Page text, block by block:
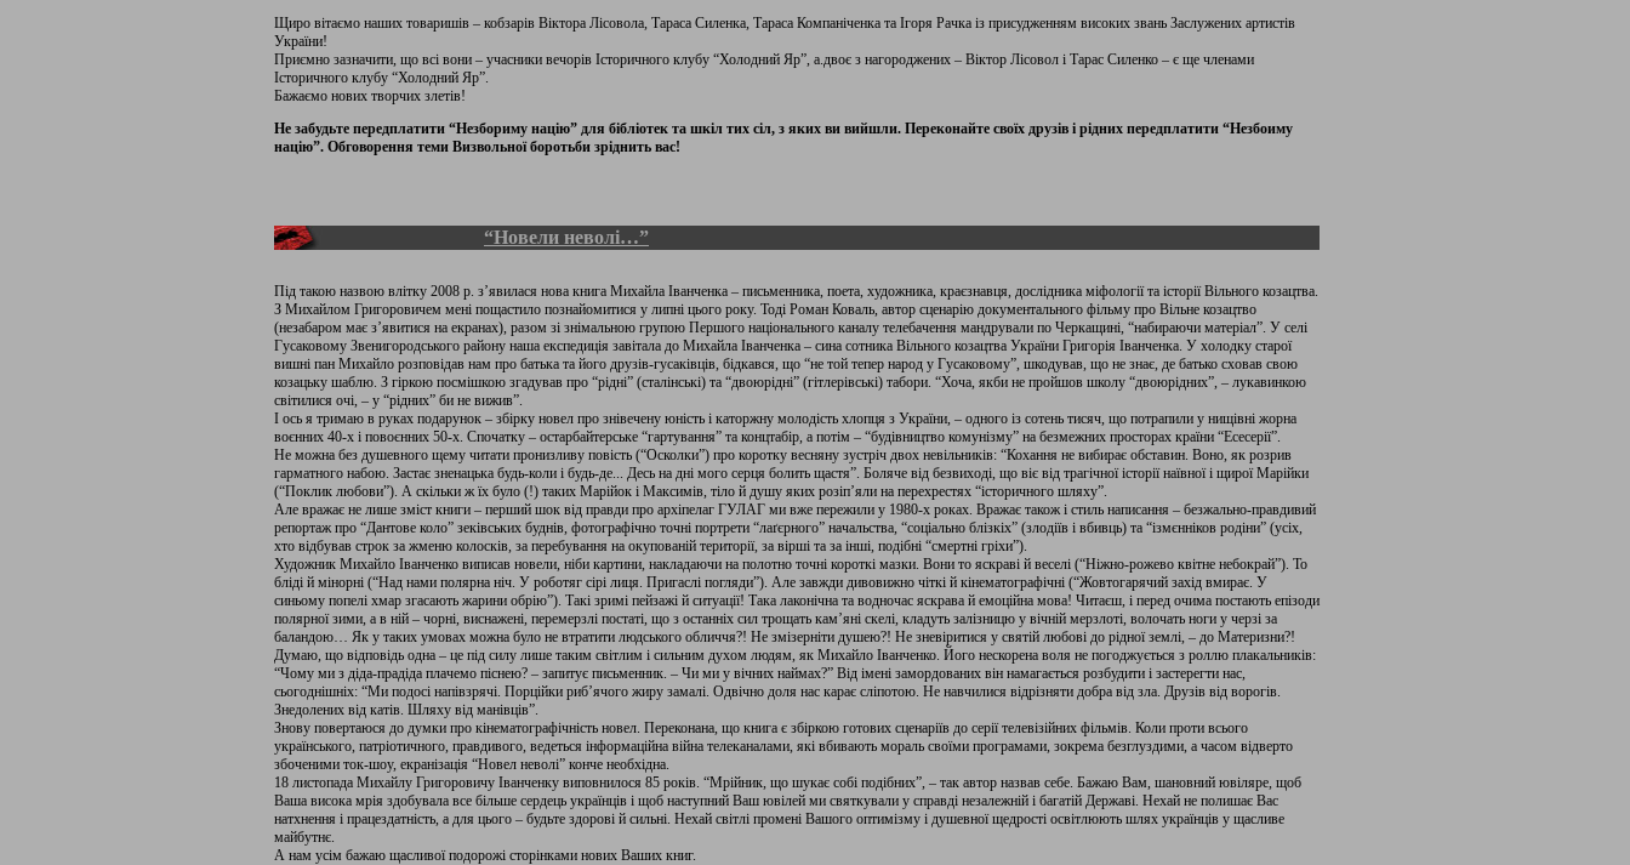
Щиро вітаємо наших товаришів – кобзарів Віктора Лісовола, Тараса Силенка, Тараса Компаніченка та Ігоря Рачка із присудженням високих звань Заслужених артистів
України!
Приємно зазначити, що всі вони – учасники вечорів Історичного клубу “Холодний Яр”, а.двоє з нагороджених – Віктор Лісовол і Тарас Силенко – є ще членами
Історичного клубу “Холодний Яр”.
Бажаємо нових творчих злетів!
Не забудьте передплатити “Незбориму націю” для бібліотек та шкіл тих сіл, з яких ви вийшли. Переконайте своїх друзів і рідних передплатити “Незбоиму
націю”. Обговорення теми Визвольної боротьби зріднить вас!
“Новели неволі…”
Під такою назвою влітку 2008 р. з’явилася нова книга Михайла Іванченка – письменника, поета, художника, краєзнавця, дослідника міфології та історії Вільного козацтва.
З Михайлом Григоровичем мені пощастило познайомитися у липні цього року. Тоді Роман Коваль, автор сценарію документального фільму про Вільне козацтво
(незабаром має з’явитися на екранах), разом зі знімальною групою Першого національного каналу телебачення мандрували по Черкащині, “набираючи матеріал”. У селі
Гусаковому Звенигородського району наша експедиція завітала до Михайла Іванченка – сина сотника Вільного козацтва України Григорія Іванченка. У холодку старої
вишні пан Михайло розповідав нам про батька та його друзів-гусаківців, бідкався, що “не той тепер народ у Гусаковому”, шкодував, що не знає, де батько сховав свою
козацьку шаблю. З гіркою посмішкою згадував про “рідні” (сталінські) та “двоюрідні” (гітлерівські) табори. “Хоча, якби не пройшов школу “двоюрідних”, – лукавинкою
світилися очі, – у “рідних” би не вижив”.
І ось я тримаю в руках подарунок – збірку новел про знівечену юність і каторжну молодість хлопця з України, – одного із сотень тисяч, що потрапили у нищівні жорна
воєнних 40-х і повоєнних 50-х. Спочатку – остарбайтерське “гартування” та концтабір, а потім – “будівництво комунізму” на безмежних просторах країни “Есесерії”.
Не можна без душевного щему читати пронизливу повість (“Осколки”) про коротку весняну зустріч двох невільників: “Кохання не вибирає обставин. Воно, як розрив
гарматного набою. Застає зненацька будь-коли і будь-де... Десь на дні мого серця болить щастя”. Боляче від безвиході, що віє від трагічної історії наївної і щирої Марійки
(“Поклик любови”). А скільки ж їх було (!) таких Марійок і Максимів, тіло й душу яких розіп’яли на перехрестях “історичного шляху”.
Але вражає не лише зміст книги – перший шок від правди про архіпелаг ГУЛАГ ми вже пережили у 1980-х роках. Вражає також і стиль написання – безжально-правдивий
репортаж про “Дантове коло” зеківських буднів, фотографічно точні портрети “лаґєрного” начальства, “соціально блізкіх” (злодіїв і вбивць) та “ізмєнніков родіни” (усіх,
хто відбував строк за жменю колосків, за перебування на окупованій території, за вірші та за інші, подібні “смертні гріхи”).
Художник Михайло Іванченко виписав новели, ніби картини, накладаючи на полотно точні короткі мазки. Вони то яскраві й веселі (“Ніжно-рожево квітне небокрай”). То
бліді й мінорні (“Над нами полярна ніч. У роботяг сірі лиця. Пригаслі погляди”). Але завжди дивовижно чіткі й кінематографічні (“Жовтогарячий захід вмирає. У
синьому попелі хмар згасають жарини обрію”). Такі зримі пейзажі й ситуації! Така лаконічна та водночас яскрава й емоційна мова! Читаєш, і перед очима постають епізоди
полярної зими, а в ній – чорні, виснажені, перемерзлі постаті, що з останніх сил трощать кам’яні скелі, кладуть залізницю у вічній мерзлоті, волочать ноги у черзі за
баландою… Як у таких умовах можна було не втратити людського обличчя?! Не змізерніти душею?! Не зневіритися у святій любові до рідної землі, – до Материзни?!
Думаю, що відповідь одна – це під силу лише таким світлим і сильним духом людям, як Михайло Іванченко. Його нескорена воля не погоджується з роллю плакальників:
“Чому ми з діда-прадіда плачемо піснею? – запитує письменник. – Чи ми у вічних наймах?” Від імені замордованих він намагається розбудити і застерегти нас,
сьогоднішніх: “Ми подосі напівзрячі. Порційки риб’ячого жиру замалі. Одвічно доля нас карає сліпотою. Не навчилися відрізняти добра від зла. Друзів від ворогів.
Знедолених від катів. Шляху від манівців”.
Знову повертаюся до думки про кінематографічність новел. Переконана, що книга є збіркою готових сценаріїв до серії телевізійних фільмів. Коли проти всього
українського, патріотичного, правдивого, ведеться інформаційна війна телеканалами, які вбивають мораль своїми програмами, зокрема безглуздими, а часом відверто
збоченими ток-шоу, екранізація “Новел неволі” конче необхідна.
18 листопада Михайлу Григоровичу Іванченку виповнилося 85 років. “Мрійник, що шукає собі подібних”, – так автор назвав себе. Бажаю Вам, шановний ювіляре, щоб
Ваша висока мрія здобувала все більше сердець українців і щоб наступний Ваш ювілей ми святкували у справді незалежній і багатій Державі. Нехай не полишає Вас
натхнення і працездатність, а для цього – будьте здорові й сильні. Нехай світлі промені Вашого оптимізму і душевної щедрості освітлюють шлях українців у щасливе
майбутнє.
А нам усім бажаю щасливої подорожі сторінками нових Ваших книг.